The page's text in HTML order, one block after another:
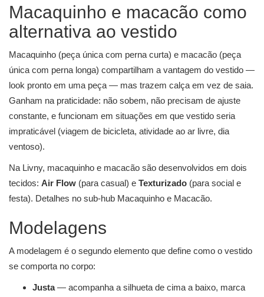
Macaquinho e macacão como
alternativa ao vestido
Macaquinho (peça única com perna curta) e macacão (peça
única com perna longa) compartilham a vantagem do vestido —
look pronto em uma peça — mas trazem calça em vez de saia.
Ganham na praticidade: não sobem, não precisam de ajuste
constante, e funcionam em situações em que vestido seria
impraticável (viagem de bicicleta, atividade ao ar livre, dia
ventoso).
Na Livny, macaquinho e macacão são desenvolvidos em dois
tecidos: Air Flow (para casual) e Texturizado (para social e
festa). Detalhes no sub-hub Macaquinho e Macacão.
Modelagens
A modelagem é o segundo elemento que define como o vestido
se comporta no corpo:
Justa— acompanha a silhueta de cima a baixo, marca